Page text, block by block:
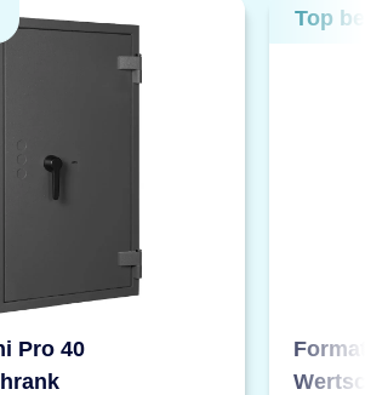
Pro 40
Top